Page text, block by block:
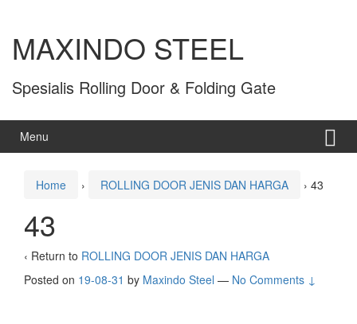
MAXINDO STEEL
Spesialis Rolling Door & Folding Gate
Menu
Home › ROLLING DOOR JENIS DAN HARGA › 43
43
‹ Return to ROLLING DOOR JENIS DAN HARGA
Posted on 19-08-31 by Maxindo Steel — No Comments ↓